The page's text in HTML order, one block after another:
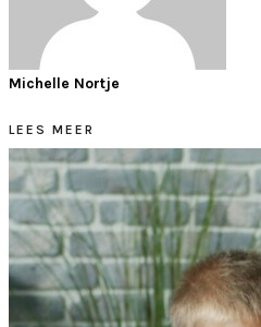
Michelle Nortje
LEES MEER